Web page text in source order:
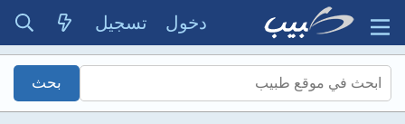
دخول تسجيل